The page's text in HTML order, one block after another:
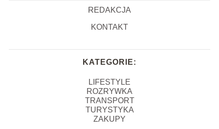
REDAKCJA
KONTAKT
KATEGORIE:
LIFESTYLE
ROZRYWKA
TRANSPORT
TURYSTYKA
ZAKUPY